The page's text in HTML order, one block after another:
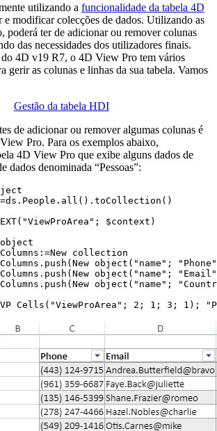
utilizando a funcionalidade da tabela 4D
e modificar colecções de dados. Utilizando as
poderá ter de adicionar ou remover colunas
das necessidades dos utilizadores finais.
do 4D v19 R7, o 4D View Pro tem vários
gerir as colunas e linhas da sua tabela. Vamos
Gestão da tabela HDI
de adicionar ou remover algumas colunas é
Pro. Para os exemplos abaixo,
4D View Pro que exibe alguns dados de
dados denominada “Pessoas”:
$context)
object
collection
object("name";
object("name";
object("name";
Cells("ViewProArea"; 2; 1; 3; 1);